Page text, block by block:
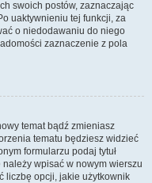
swoich postów, zaznaczając
uaktywnieniu tej funkcji, za
o niedodawaniu do niego
zaznaczenie z pola
temat bądź zmieniasz
tematu będziesz widzieć
formularzu podaj tytuł
wpisać w nowym wierszu
liczbę opcji, jakie użytkownik